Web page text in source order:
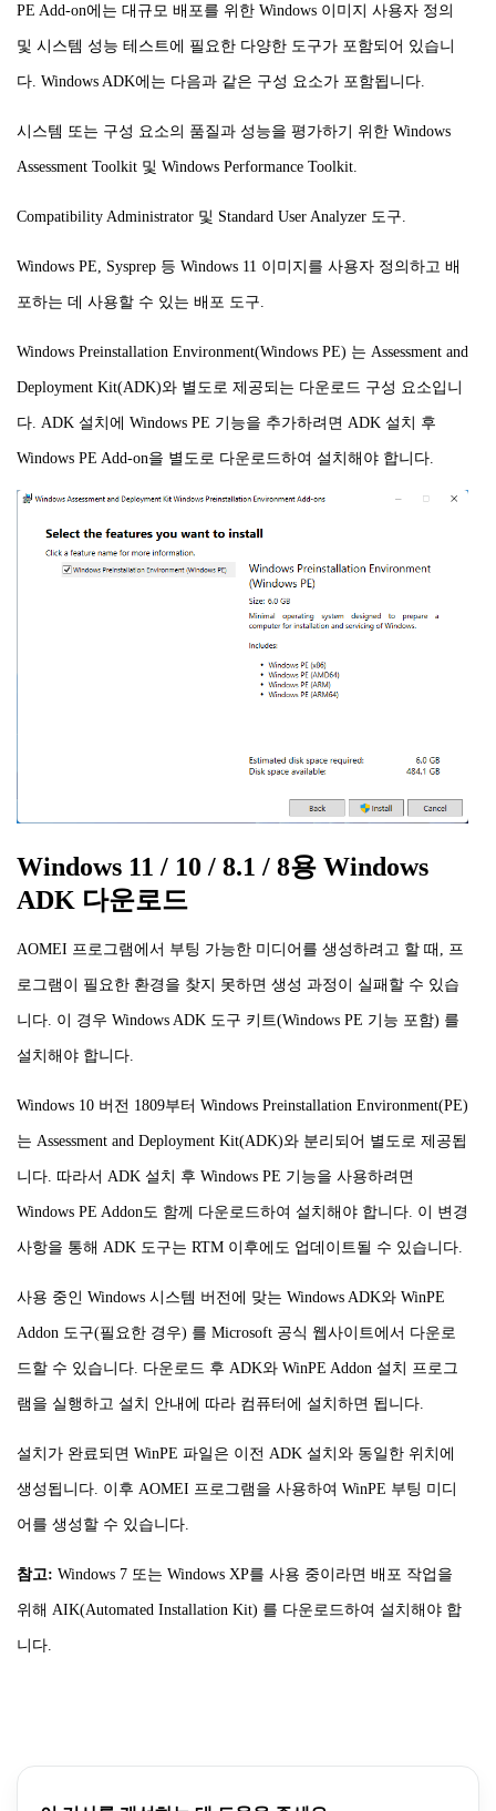
PE Add-on에는 대규모 배포를 위한 Windows 이미지 사용자 정의
및 시스템 성능 테스트에 필요한 다양한 도구가 포함되어 있습니
다. Windows ADK에는 다음과 같은 구성 요소가 포함됩니다.
시스템 또는 구성 요소의 품질과 성능을 평가하기 위한 Windows
Assessment Toolkit 및 Windows Performance Toolkit.
Compatibility Administrator 및 Standard User Analyzer 도구.
Windows PE, Sysprep 등 Windows 11 이미지를 사용자 정의하고 배
포하는 데 사용할 수 있는 배포 도구.
Windows Preinstallation Environment(Windows PE) 는 Assessment and
Deployment Kit(ADK)와 별도로 제공되는 다운로드 구성 요소입니
다. ADK 설치에 Windows PE 기능을 추가하려면 ADK 설치 후
Windows PE Add-on을 별도로 다운로드하여 설치해야 합니다.
Windows 11 / 10 / 8.1 / 8용 Windows
ADK 다운로드
AOMEI 프로그램에서 부팅 가능한 미디어를 생성하려고 할 때, 프
로그램이 필요한 환경을 찾지 못하면 생성 과정이 실패할 수 있습
니다. 이 경우 Windows ADK 도구 키트(Windows PE 기능 포함) 를
설치해야 합니다.
Windows 10 버전 1809부터 Windows Preinstallation Environment(PE)
는 Assessment and Deployment Kit(ADK)와 분리되어 별도로 제공됩
니다. 따라서 ADK 설치 후 Windows PE 기능을 사용하려면
Windows PE Addon도 함께 다운로드하여 설치해야 합니다. 이 변경
사항을 통해 ADK 도구는 RTM 이후에도 업데이트될 수 있습니다.
사용 중인 Windows 시스템 버전에 맞는 Windows ADK와 WinPE
Addon 도구(필요한 경우) 를 Microsoft 공식 웹사이트에서 다운로
드할 수 있습니다. 다운로드 후 ADK와 WinPE Addon 설치 프로그
램을 실행하고 설치 안내에 따라 컴퓨터에 설치하면 됩니다.
설치가 완료되면 WinPE 파일은 이전 ADK 설치와 동일한 위치에
생성됩니다. 이후 AOMEI 프로그램을 사용하여 WinPE 부팅 미디
어를 생성할 수 있습니다.
참고: Windows 7 또는 Windows XP를 사용 중이라면 배포 작업을
위해 AIK(Automated Installation Kit) 를 다운로드하여 설치해야 합
니다.